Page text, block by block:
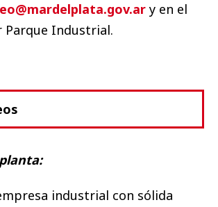
y en el
Parque Industrial.
industrial con sólida